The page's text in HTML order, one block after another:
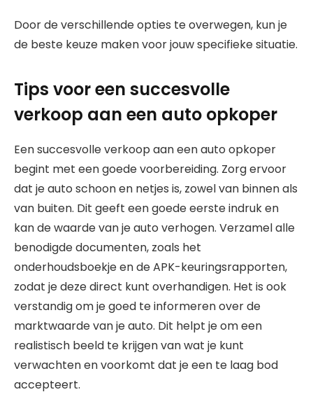
Door de verschillende opties te overwegen, kun je
de beste keuze maken voor jouw specifieke situatie.
Tips voor een succesvolle
verkoop aan een auto opkoper
Een succesvolle verkoop aan een auto opkoper
begint met een goede voorbereiding. Zorg ervoor
dat je auto schoon en netjes is, zowel van binnen als
van buiten. Dit geeft een goede eerste indruk en
kan de waarde van je auto verhogen. Verzamel alle
benodigde documenten, zoals het
onderhoudsboekje en de APK-keuringsrapporten,
zodat je deze direct kunt overhandigen. Het is ook
verstandig om je goed te informeren over de
marktwaarde van je auto. Dit helpt je om een
realistisch beeld te krijgen van wat je kunt
verwachten en voorkomt dat je een te laag bod
accepteert.